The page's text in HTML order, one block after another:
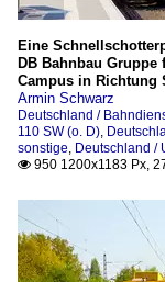
Eine
DB Bahnbau Gruppe
Campus in Richtung
Armin Schwarz
Deutschland /
110 SW (o. D)
sonstige Deutschland /
 950 1200x1183 Px,